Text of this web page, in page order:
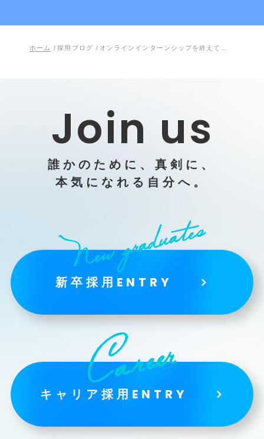
ホーム / 採用ブログ / オンラインインターンシップを終えて…
Join us
誰かのために、真剣に、
本気になれる自分へ。
新卒採用ENTRY
キャリア採用ENTRY